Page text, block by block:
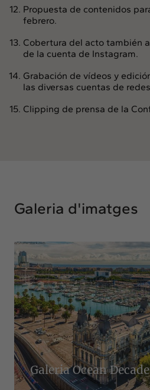
Propuesta de contenidos
febrero.
Cobertura del acto también
de la cuenta de Instagram.
Grabación de vídeos y
las diversas cuentas de
Clipping de prensa de la
Galeria d'imatges
Galeria Ocean